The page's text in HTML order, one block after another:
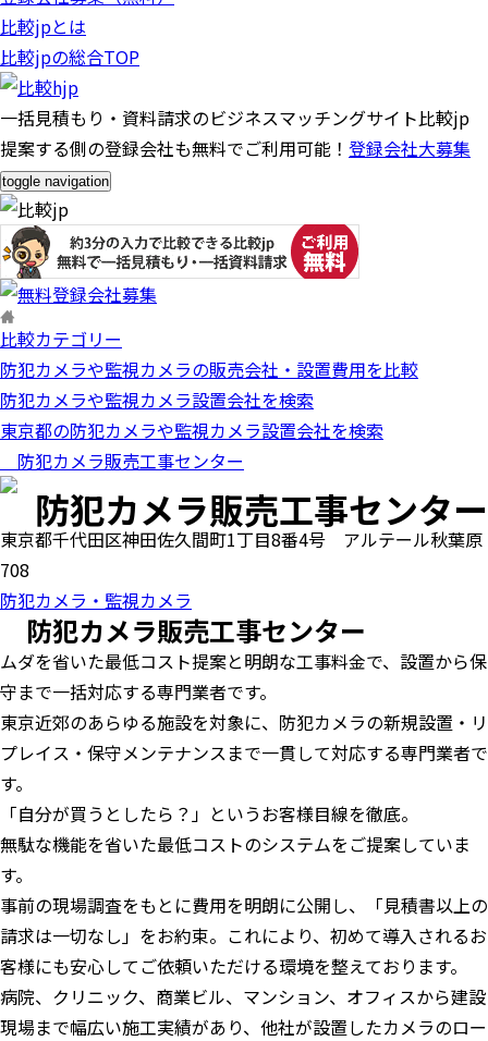
比較jpとは
比較jpの総合TOP
一括見積もり・資料請求のビジネスマッチングサイト比較jp
提案する側の登録会社も無料でご利用可能！ 登録会社大募集
toggle navigation
比較カテゴリー
防犯カメラや監視カメラの販売会社・設置費用を比較
防犯カメラや監視カメラ設置会社を検索
東京都の防犯カメラや監視カメラ設置会社を検索
防犯カメラ販売工事センター
防犯カメラ販売工事センター
東京都千代田区神田佐久間町1丁目8番4号 アルテール秋葉原
708
防犯カメラ・監視カメラ
防犯カメラ販売工事センター
ムダを省いた最低コスト提案と明朗な工事料金で、設置から保
守まで一括対応する専門業者です。
東京近郊のあらゆる施設を対象に、防犯カメラの新規設置・リ
プレイス・保守メンテナンスまで一貫して対応する専門業者で
す。
「自分が買うとしたら？」というお客様目線を徹底。
無駄な機能を省いた最低コストのシステムをご提案していま
す。
事前の現場調査をもとに費用を明朗に公開し、「見積書以上の
請求は一切なし」をお約束。これにより、初めて導入されるお
客様にも安心してご依頼いただける環境を整えております。
病院、クリニック、商業ビル、マンション、オフィスから建設
現場まで幅広い施工実績があり、他社が設置したカメラのロー